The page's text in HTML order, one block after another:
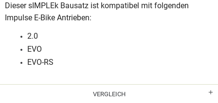
Dieser sIMPLEk Bausatz ist kompatibel mit folgenden
Impulse E-Bike Antrieben:
2.0
EVO
EVO-RS
VERGLEICH